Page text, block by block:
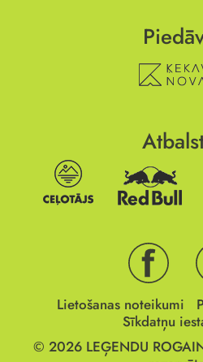
Lietošanas noteikumi
Sīkdatņu
© 2026 LEĢENDU